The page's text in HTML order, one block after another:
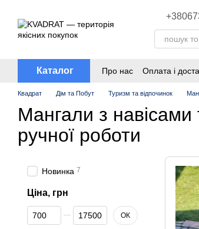
Каталог Про нас Оплата і
Квадрат Дім та Побут Туризм та відпочинок
Мангали з навісами
ручної роботи
Новинка 7
Ціна, грн
Від Ціна, грн
До Ціна, грн ОК